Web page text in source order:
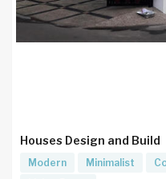
Houses Design and Build
Modern Minimalist